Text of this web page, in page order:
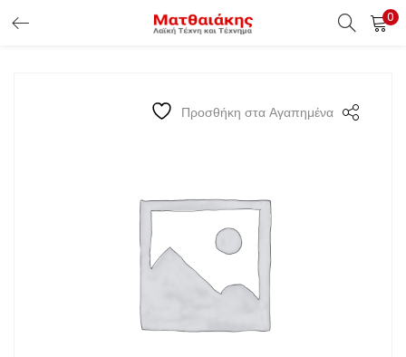
0
Προσθήκη στα Αγαπημένα
ΕΊΣΟΔΟΣ ΠΕΛΑΤΏΝ
Υπενθύμιση κωδικού
Είσοδος Πελατών
Χάσατε τον κωδικό σας ?